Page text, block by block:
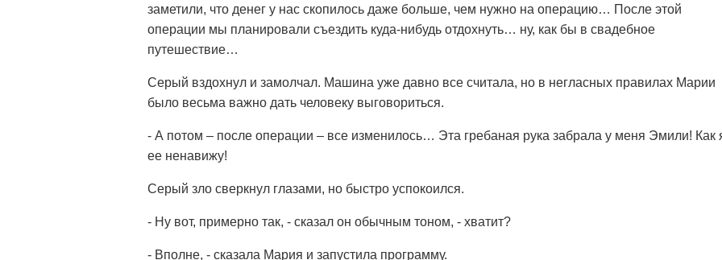
заметили, что денег у нас скопилось даже больше, чем нужно на операцию… После этой
операции мы планировали съездить куда-нибудь отдохнуть… ну, как бы в свадебное
путешествие…
Серый вздохнул и замолчал. Машина уже давно все считала, но в негласных правилах Марии
было весьма важно дать человеку выговориться.
- А потом – после операции – все изменилось… Эта гребаная рука забрала у меня Эмили! Как
ее ненавижу!
Серый зло сверкнул глазами, но быстро успокоился.
- Ну вот, примерно так, - сказал он обычным тоном, - хватит?
- Вполне, - сказала Мария и запустила программу.